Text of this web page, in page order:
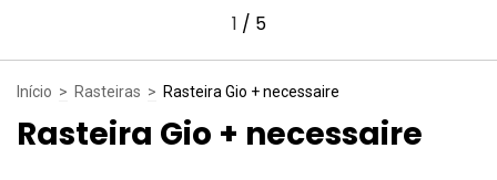
1 / 5
Início > Rasteiras > Rasteira Gio + necessaire
Rasteira Gio + necessaire